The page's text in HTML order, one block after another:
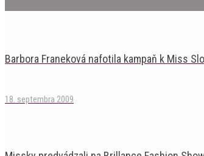
Barbora Franeková nafotila kampaň k Miss
18. septembra 2009